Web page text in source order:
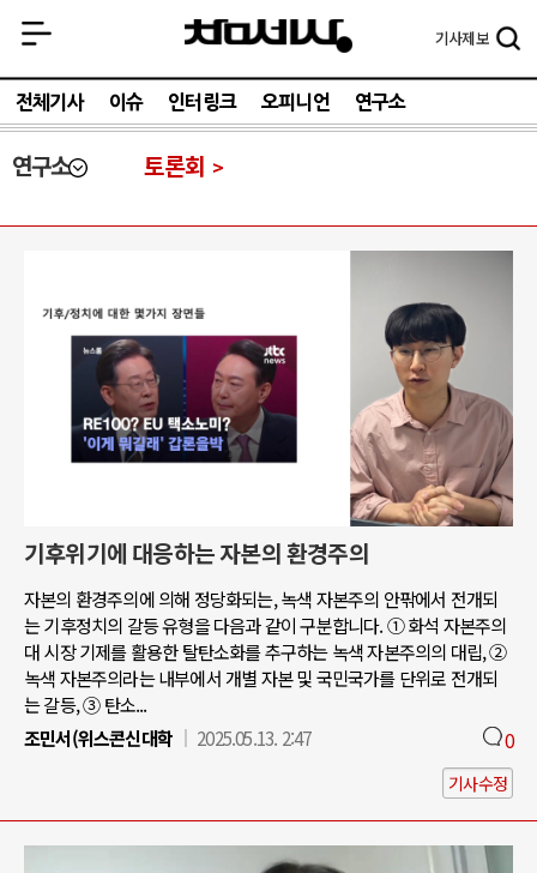
기사제보
전체기사 이슈 인터링크 오피니언 연구소
연구소 토론회
기후위기에 대응하는 자본의 환경주의
자본의 환경주의에 의해 정당화되는, 녹색 자본주의 안팎에서 전개되
는 기후정치의 갈등 유형을 다음과 같이 구분합니다. ① 화석 자본주의
대 시장 기제를 활용한 탈탄소화를 추구하는 녹색 자본주의의 대립, ②
녹색 자본주의라는 내부에서 개별 자본 및 국민국가를 단위로 전개되
는 갈등, ③ 탄소...
조민서(위스콘신대학
2025.05.13. 2:47 0
기사수정